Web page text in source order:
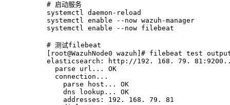
# 启动服务
systemctl daemon-reload
systemctl enable --now wazuh-manager
systemctl enable --now filebeat
# 测试filebeat
[root@WazuhNode0 wazuh]# filebeat test
elasticsearch: http://192. 168. 79.
  parse url... OK
  connection...
    parse host... OK
    dns lookup... OK
    addresses: 192. 168. 79. 81